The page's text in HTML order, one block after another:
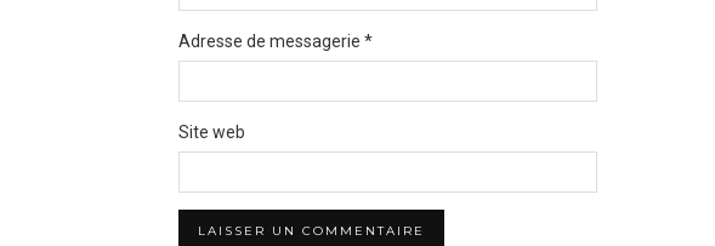
Adresse de messagerie *
Site web